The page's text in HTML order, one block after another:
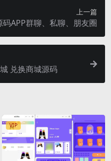
上一篇
APP群聊、私聊、朋友圈
兑换商城源码
VIP